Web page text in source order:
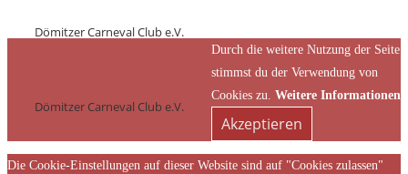
Dömitzer Carneval Club e.V.
Dömitzer Carneval Club e.V.
Durch die weitere Nutzung der Seite
stimmst du der Verwendung von
Cookies zu. Weitere Informationen
Akzeptieren
Die Cookie-Einstellungen auf dieser Website sind auf "Cookies zulassen"